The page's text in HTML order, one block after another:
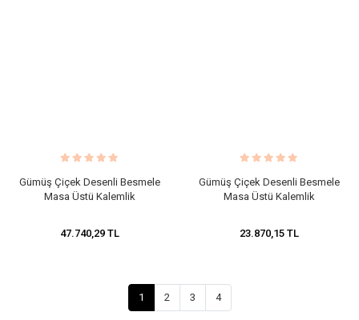
Gümüş Çiçek Desenli Besmele
Masa Üstü Kalemlik
47.740,29 TL
Gümüş Çiçek Desenli Besmele
Masa Üstü Kalemlik
23.870,15 TL
1 2 3 4